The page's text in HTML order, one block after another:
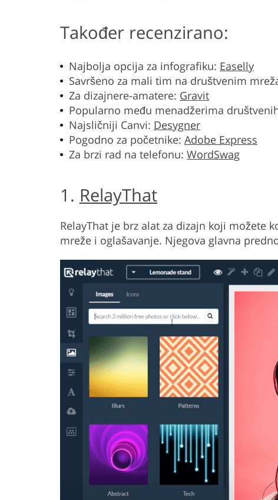
Također recenzirano:
Najbolja opcija za infografiku: Easelly
Savršeno za mali tim na društvenim
Za dizajnere-amatere: Gravit
Popularno među menadžerima
Najsličniji Canvi: Desygner
Pogodno za početnike: Adobe Express
Za brzi rad na telefonu: WordSwag
1. RelayThat
RelayThat je brz alat za dizajn koji možete
mreže i oglašavanje. Njegova glavna